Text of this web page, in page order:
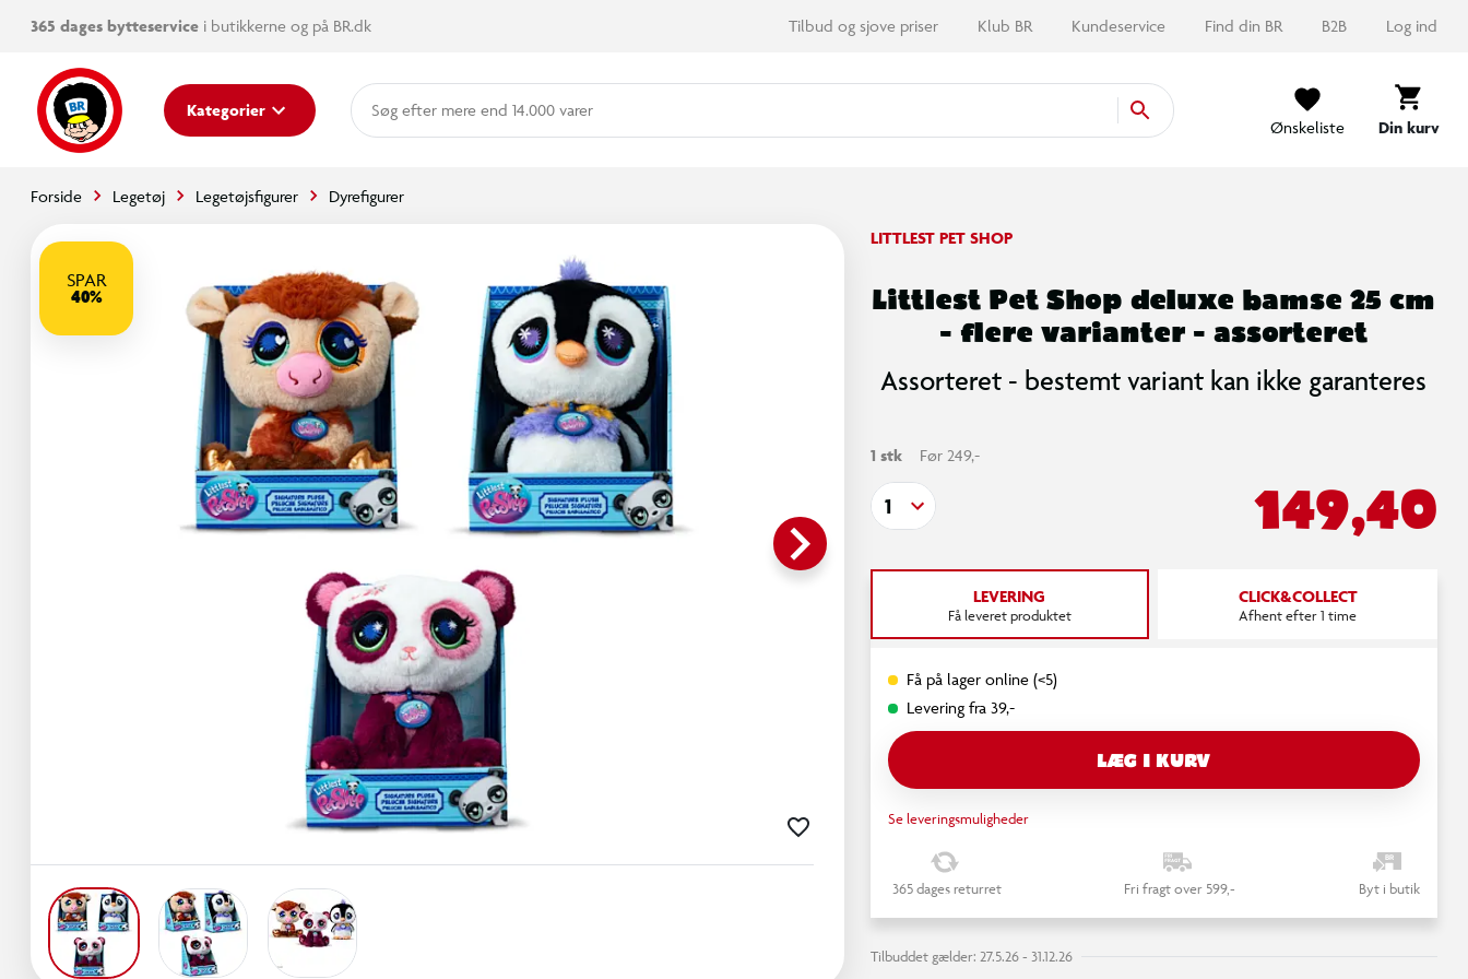
365 dages bytteservice i butikkerne og på BR.dk Tilbud og sjove priser Klub BR Kundeservice Find din BR B2B Log ind
Kategorier
mere end 14.000 varer
Ønskeliste
Din kurv
Forside Legetøj Legetøjsfigurer Dyrefigurer
SPAR
40%
keyboard_arrow_right
LITTLEST PET SHOP
Littlest Pet Shop deluxe bamse 25 cm
- flere varianter - assorteret
Assorteret - bestemt variant kan ikke garanteres
1 stk Før 249,-
149,40
1
LEVERING
Få leveret produktet
CLICK&COLLECT
Afhent efter 1 time
Få på lager online (<5)
Levering fra 39,-
LÆG I KURV
Se leveringsmuligheder
365 dages returret Fri fragt over 599,- Byt i butik
Tilbuddet gælder: 27.5.26 - 31.12.26